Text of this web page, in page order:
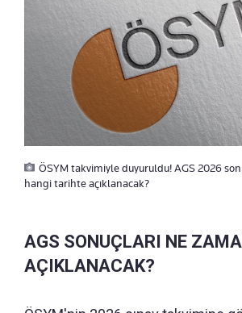
ÖSYM takvimiyle duyuruldu! AGS 2026
hangi tarihte açıklanacak?
AGS SONUÇLARI NE
AÇIKLANACAK?